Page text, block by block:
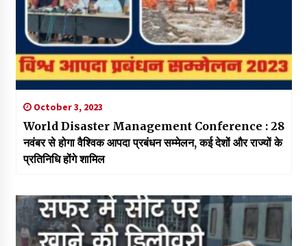
October 3, 2023
World Disaster Management Conference : 28
नवंबर से होगा वैश्विक आपदा प्रबंधन सम्मेलन, कई देशों और राज्यों के
प्रतिनिधि होंगे शामिल